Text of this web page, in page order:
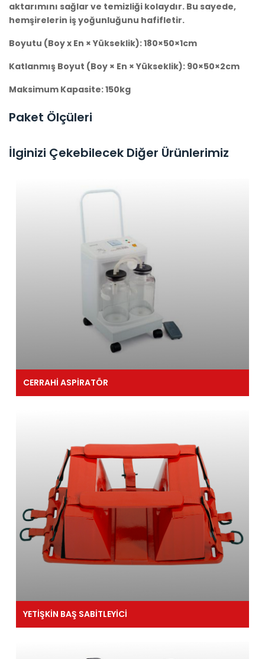
aktarımını sağlar ve temizliği kolaydır. Bu sayede,
hemşirelerin iş yoğunluğunu hafifletir.
Boyutu (Boy x En × Yükseklik): 180×50×1cm
Katlanmış Boyut (Boy × En × Yükseklik): 90×50×2cm
Maksimum Kapasite: 150kg
Paket Ölçüleri
İlginizi Çekebilecek Diğer Ürünlerimiz
CERRAHİ ASPİRATÖR
YETİŞKİN BAŞ SABİTLEYİCİ